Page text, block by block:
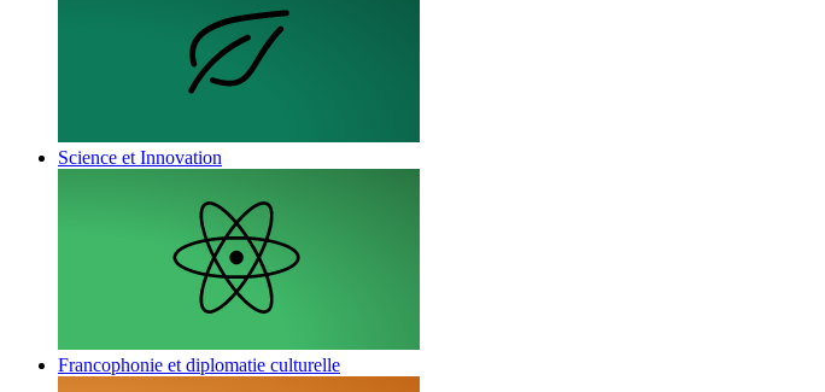
Science et Innovation
Francophonie et diplomatie culturelle